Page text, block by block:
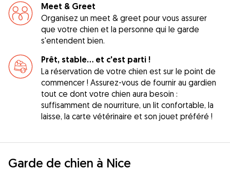
Meet & Greet
Organisez un meet & greet pour vous assurer
que votre chien et la personne qui le garde
s'entendent bien.
Prêt, stable... et c'est parti !
La réservation de votre chien est sur le point de
commencer ! Assurez-vous de fournir au gardien
tout ce dont votre chien aura besoin :
suffisamment de nourriture, un lit confortable, la
laisse, la carte vétérinaire et son jouet préféré !
Garde de chien à Nice